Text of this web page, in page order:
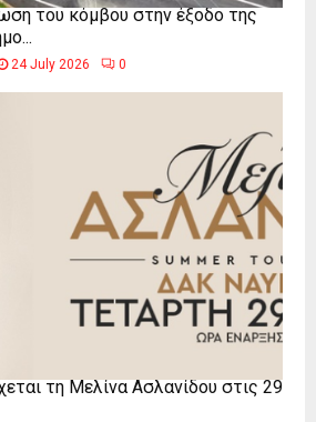
του κόμβου στην έξοδο της
24 July 2026 0
τη Μελίνα Ασλανίδου στις 29